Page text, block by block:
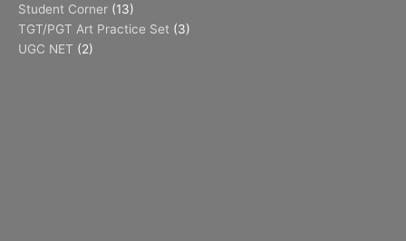
Student Corner (13)
TGT/PGT Art Practice Set (3)
UGC NET (2)